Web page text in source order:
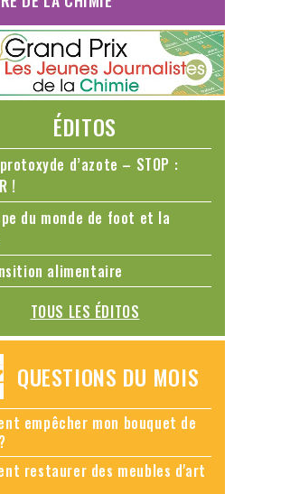
ÉDITOS
d’azote – STOP :
!
du monde de foot et la
alimentaire
TOUS LES ÉDITOS
QUESTIONS DU MOIS
empêcher mon bouquet de
restaurer des meubles d'art